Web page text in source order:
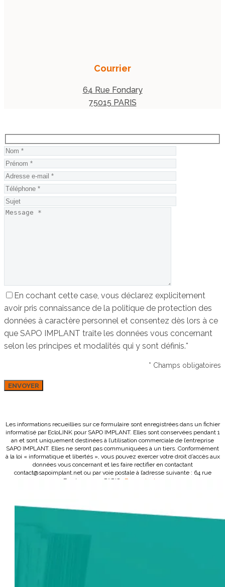
Courrier
64 Rue Fondary
75015 PARIS
Hidden
fields
En cochant cette case, vous déclarez explicitement
avoir pris connaissance de la politique de protection des
données à caractère personnel et consentez dès lors à ce
que SAPO IMPLANT traite les données vous concernant
selon les principes et modalités qui y sont définis.*
* Champs obligatoires
Les informations recueillies sur ce formulaire sont enregistrées dans un fichier
informatisé par EcloLINK pour SAPO IMPLANT. Elles sont conservées pendant 1
an et sont uniquement destinées à l’utilisation commerciale de l’entreprise
SAPO IMPLANT. Elles ne seront pas communiquées à un tiers. Conformément
à la loi « informatique et libertés », vous pouvez exercer votre droit d’accès aux
données vous concernant et les faire rectifier en contactant
contact@sapoimplant.net ou par voie postale à l’adresse suivante : 64 rue
Fondary 75015 PARIS.
En savoir plus